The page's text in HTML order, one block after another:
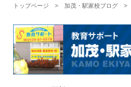
トップページ 加茂・駅家校ブログ